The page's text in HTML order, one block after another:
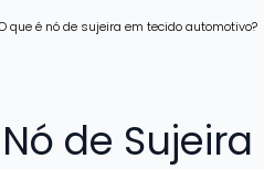
que é nó de sujeira em tecido automotivo?
de